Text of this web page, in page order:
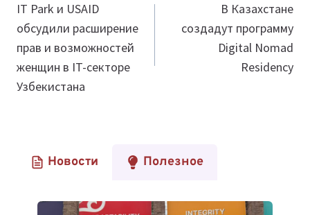
по
записям
IT Park и USAID
обсудили расширение
прав и возможностей
женщин в IT-секторе
Узбекистана
В Казахстане
создадут программу
Digital Nomad
Residency
Новости Полезное